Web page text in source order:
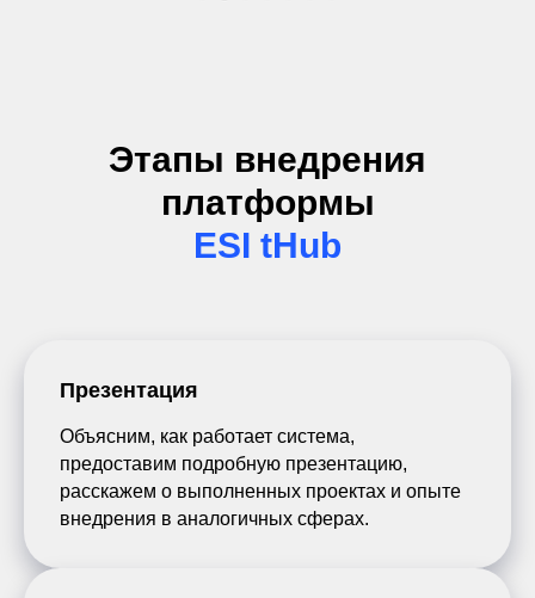
Этапы внедрения
платформы
ESI tHub
Презентация
Объясним, как работает система,
предоставим подробную презентацию,
расскажем о выполненных проектах и опыте
внедрения в аналогичных сферах.